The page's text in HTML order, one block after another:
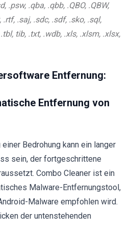
.psw, .qba, .qbb, .QBO, .QBW,
.rtf, .saj, .sdc, .sdf, .sko, .sql,
tib, .txt, .wdb, .xls, .xlsm, .xlsx,
Entfernung:
Entfernung von
Bedrohung kann ein langer
sein, der fortgeschrittene
Combo Cleaner ist ein
Malware-Entfernungstool,
Malware empfohlen wird.
der untenstehenden